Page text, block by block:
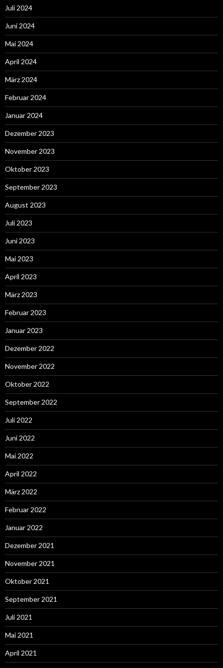
Juli 2024
Juni 2024
Mai 2024
April 2024
März 2024
Februar 2024
Januar 2024
Dezember 2023
November 2023
Oktober 2023
September 2023
August 2023
Juli 2023
Juni 2023
Mai 2023
April 2023
März 2023
Februar 2023
Januar 2023
Dezember 2022
November 2022
Oktober 2022
September 2022
Juli 2022
Juni 2022
Mai 2022
April 2022
März 2022
Februar 2022
Januar 2022
Dezember 2021
November 2021
Oktober 2021
September 2021
Juli 2021
Mai 2021
April 2021